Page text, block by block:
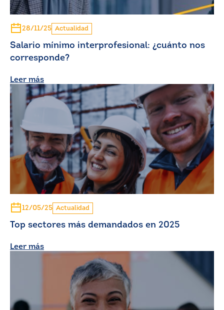
28/11/25 Actualidad
Salario mínimo interprofesional: ¿cuánto nos
corresponde?
Leer más
12/05/25 Actualidad
Top sectores más demandados en 2025
Leer más